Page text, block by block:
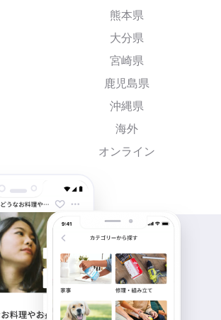
熊本県
大分県
宮崎県
鹿児島県
沖縄県
海外
オンライン